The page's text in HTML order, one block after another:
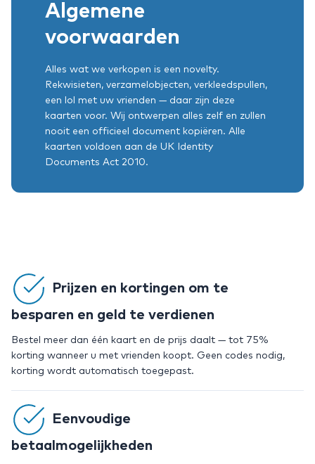
Algemene
voorwaarden
Alles wat we verkopen is een novelty.
Rekwisieten, verzamelobjecten, verkleedspullen,
een lol met uw vrienden — daar zijn deze
kaarten voor. Wij ontwerpen alles zelf en zullen
nooit een officieel document kopiëren. Alle
kaarten voldoen aan de UK Identity
Documents Act 2010.
Prijzen en kortingen om te
besparen en geld te verdienen
Bestel meer dan één kaart en de prijs daalt — tot 75%
korting wanneer u met vrienden koopt. Geen codes nodig,
korting wordt automatisch toegepast.
Eenvoudige
betaalmogelijkheden